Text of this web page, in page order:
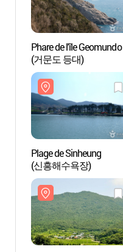
Phare de l'île Geomundo
(거문도 등대)
Plage de Sinheung
(신흥해수욕장)